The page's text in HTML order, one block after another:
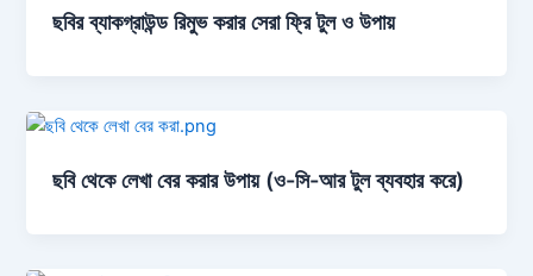
ছবির ব্যাকগ্রাউন্ড রিমুভ করার সেরা ফ্রি টুল ও উপায়
ছবি থেকে লেখা বের করার উপায় (ও-সি-আর টুল ব্যবহার করে)